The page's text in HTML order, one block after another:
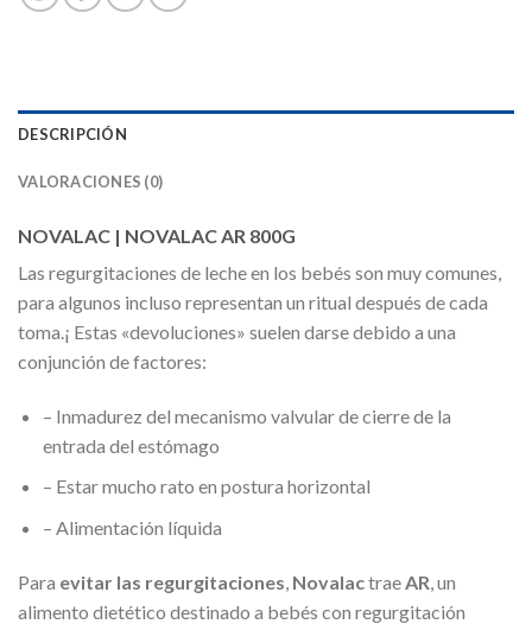
DESCRIPCIÓN
VALORACIONES (0)
NOVALAC | NOVALAC AR 800G
Las regurgitaciones de leche en los bebés son muy comunes,
para algunos incluso representan un ritual después de cada
toma.¡ Estas «devoluciones» suelen darse debido a una
conjunción de factores:
– Inmadurez del mecanismo valvular de cierre de la
entrada del estómago
– Estar mucho rato en postura horizontal
– Alimentación líquida
Para evitar las regurgitaciones Novalactrae AR , un
alimento dietético destinado a bebés con regurgitación